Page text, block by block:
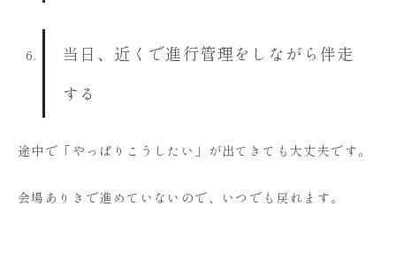
当日、近くで進行管理をしながら伴走
する
途中で「やっぱりこうしたい」が出てきても大丈夫です。
会場ありきで進めていないので、いつでも戻れます。